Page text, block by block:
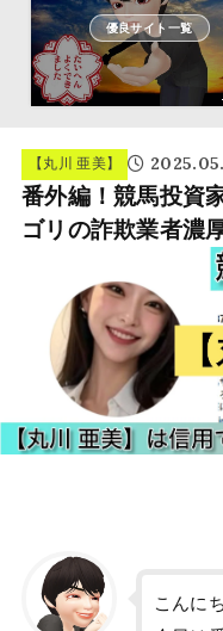
優良サイト一覧
【丸川 亜美】
番外編！競馬投資
ゴリの詐欺業者濃
こんに